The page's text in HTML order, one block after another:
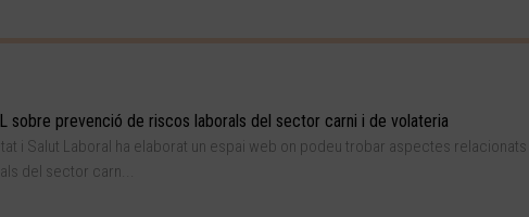
sobre prevenció de riscos laborals del sector carni i de volateria
i Salut Laboral ha elaborat un espai web on podeu trobar aspectes relacionats
del sector carn...